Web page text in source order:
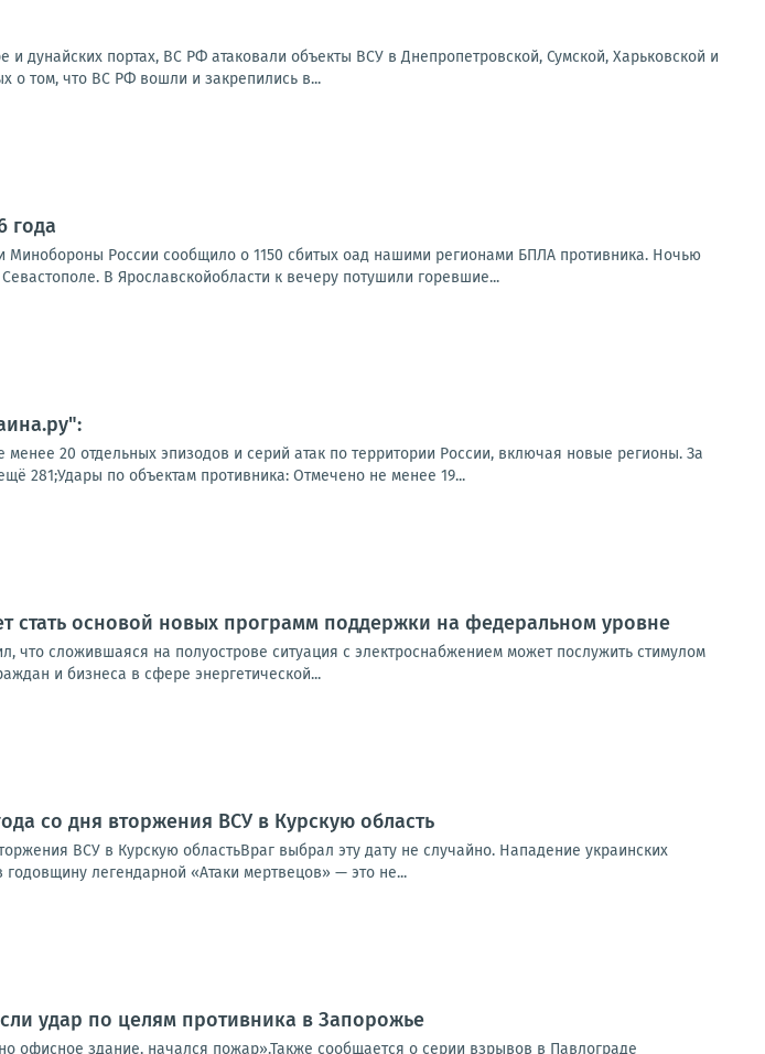
портах, ВС РФ атаковали объекты ВСУ в Днепропетровской, Сумской, Харьковской и
о том, что ВС РФ вошли и закрепились в...
года
Минобороны России сообщило о 1150 сбитых оад нашими регионами БПЛА противника. Ночью
В Ярославскойобласти к вечеру потушили горевшие...
менее 20 отдельных эпизодов и серий атак по территории России, включая новые регионы. За
281;Удары по объектам противника: Отмечено не менее 19...
стать основой новых программ поддержки на федеральном уровне
что сложившаяся на полуострове ситуация с электроснабжением может послужить стимулом
и бизнеса в сфере энергетической...
со дня вторжения ВСУ в Курскую область
ВСУ в Курскую областьВраг выбрал эту дату не случайно. Нападение украинских
легендарной «Атаки мертвецов» — это не...
удар по целям противника в Запорожье
офисное здание, начался пожар».Также сообщается о серии взрывов в Павлограде